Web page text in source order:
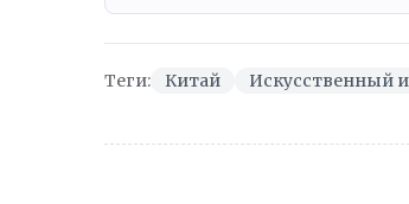
Теги: Китай Искусственный